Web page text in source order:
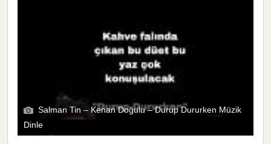
Salman Tin – Kenan Doğulu – Durup Dururken Müzik
Dinle